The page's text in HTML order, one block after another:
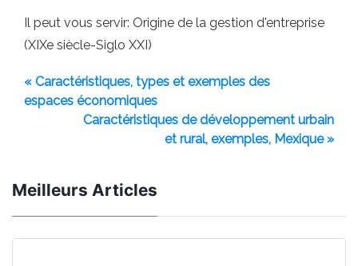
Il peut vous servir: Origine de la gestion d'entreprise
(XIXe siècle-Siglo XXI)
« Caractéristiques, types et exemples des
espaces économiques
Caractéristiques de développement urbain
et rural, exemples, Mexique »
Meilleurs Articles